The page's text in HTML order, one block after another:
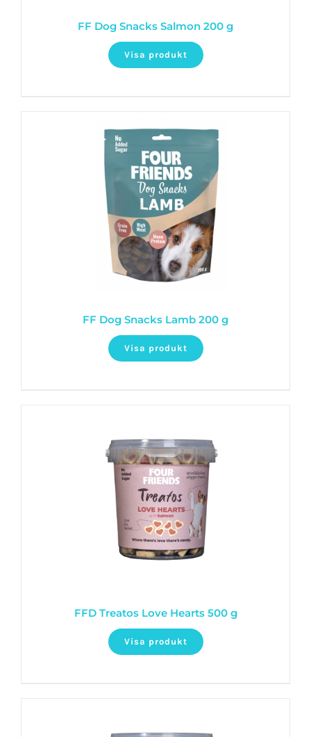
FF Dog Snacks Salmon 200 g
Visa produkt
FF Dog Snacks Lamb 200 g
Visa produkt
FFD Treatos Love Hearts 500 g
Visa produkt